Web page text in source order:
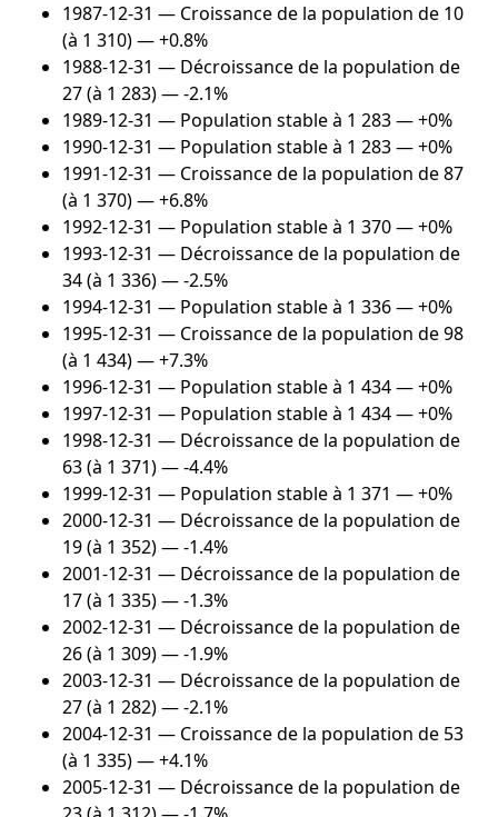
1987-12-31 — Croissance de la population de 10
(à 1 310) — +0.8%
1988-12-31 — Décroissance de la population de
27 (à 1 283) — -2.1%
1989-12-31 — Population stable à 1 283 — +0%
1990-12-31 — Population stable à 1 283 — +0%
1991-12-31 — Croissance de la population de 87
(à 1 370) — +6.8%
1992-12-31 — Population stable à 1 370 — +0%
1993-12-31 — Décroissance de la population de
34 (à 1 336) — -2.5%
1994-12-31 — Population stable à 1 336 — +0%
1995-12-31 — Croissance de la population de 98
(à 1 434) — +7.3%
1996-12-31 — Population stable à 1 434 — +0%
1997-12-31 — Population stable à 1 434 — +0%
1998-12-31 — Décroissance de la population de
63 (à 1 371) — -4.4%
1999-12-31 — Population stable à 1 371 — +0%
2000-12-31 — Décroissance de la population de
19 (à 1 352) — -1.4%
2001-12-31 — Décroissance de la population de
17 (à 1 335) — -1.3%
2002-12-31 — Décroissance de la population de
26 (à 1 309) — -1.9%
2003-12-31 — Décroissance de la population de
27 (à 1 282) — -2.1%
2004-12-31 — Croissance de la population de 53
(à 1 335) — +4.1%
2005-12-31 — Décroissance de la population de